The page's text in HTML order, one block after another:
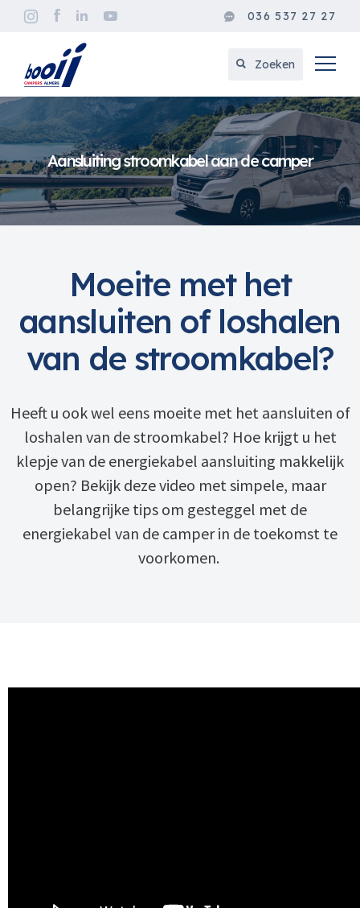
Zoeken
036 537 27 27
Aansluiting stroomkabel aan de camper
Moeite met het
aansluiten of loshalen
van de stroomkabel?
Heeft u ook wel eens moeite met het aansluiten of
loshalen van de stroomkabel? Hoe krijgt u het
klepje van de energiekabel aansluiting makkelijk
open? Bekijk deze video met simpele, maar
belangrijke tips om gesteggel met de
energiekabel van de camper in de toekomst te
voorkomen.